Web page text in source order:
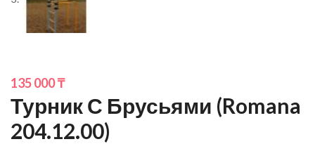
135 000₸
Турник С Брусьями (Romana
204.12.00)